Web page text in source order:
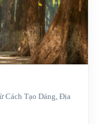
Cách Tạo Dáng, Địa